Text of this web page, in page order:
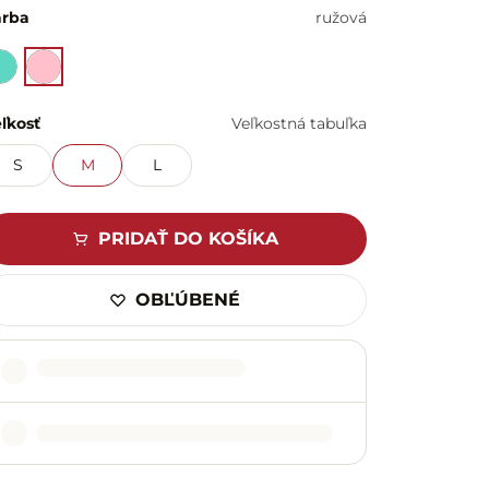
ružová
Veľkostná tabuľka
S M L
PRIDAŤ DO KOŠÍKA
OBĽÚBENÉ